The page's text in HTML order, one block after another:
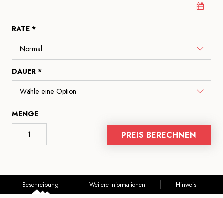
RATE *
DAUER *
MENGE
PREIS BERECHNEN
Beschreibung Weitere Informationen Hinweis